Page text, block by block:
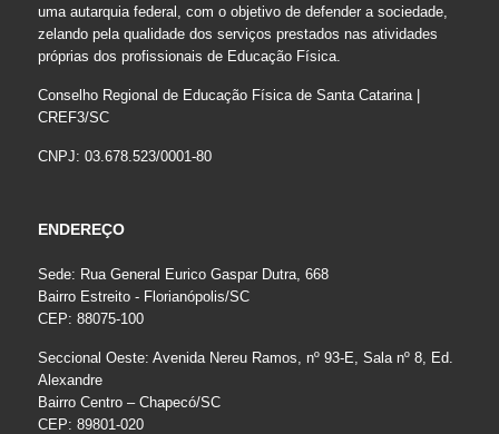
uma autarquia federal, com o objetivo de defender a sociedade,
zelando pela qualidade dos serviços prestados nas atividades
próprias dos profissionais de Educação Física.
Conselho Regional de Educação Física de Santa Catarina |
CREF3/SC
CNPJ: 03.678.523/0001-80
ENDEREÇO
Sede: Rua General Eurico Gaspar Dutra, 668
Bairro Estreito - Florianópolis/SC
CEP: 88075-100
Seccional Oeste: Avenida Nereu Ramos, nº 93-E, Sala nº 8, Ed.
Alexandre
Bairro Centro – Chapecó/SC
CEP: 89801-020